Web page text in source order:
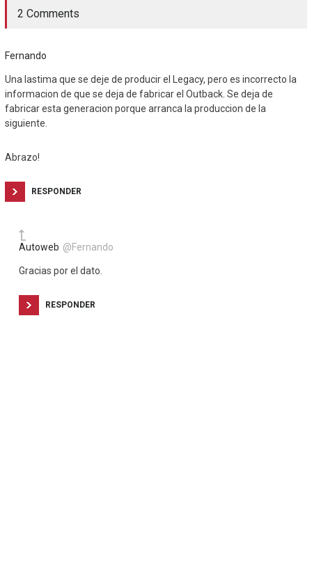
2 Comments
Fernando
Una lastima que se deje de producir el Legacy, pero es incorrecto la
informacion de que se deja de fabricar el Outback. Se deja de
fabricar esta generacion porque arranca la produccion de la
siguiente.
Abrazo!
RESPONDER
Autoweb @Fernando
Gracias por el dato.
RESPONDER